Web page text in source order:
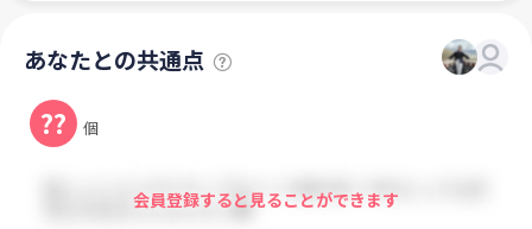
あなたとの共通点
?? 個
会員登録すると見ることができます